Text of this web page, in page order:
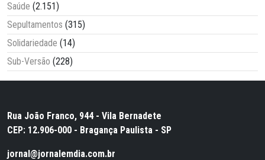
Saúde (2.151)
Sepultamentos (315)
Solidariedade (14)
Sub-Versão (228)
Rua João Franco, 944 - Vila Bernadete
CEP: 12.906-000 - Bragança Paulista - SP
jornal@jornalemdia.com.br